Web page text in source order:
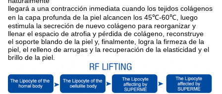
llegará a una contracción inmediata cuando los tejidos colágenos
en la capa profunda de la piel alcancen los 45℃-60℃, luego
estimula la secreción de nuevo colágeno para reorganizar y
llenar el espacio de atrofia y pérdida de colágeno, reconstruye
el soporte blando de la piel y, finalmente, logra la firmeza de la
piel, el relleno de arrugas y la recuperación de la elasticidad y el
brillo de la piel.